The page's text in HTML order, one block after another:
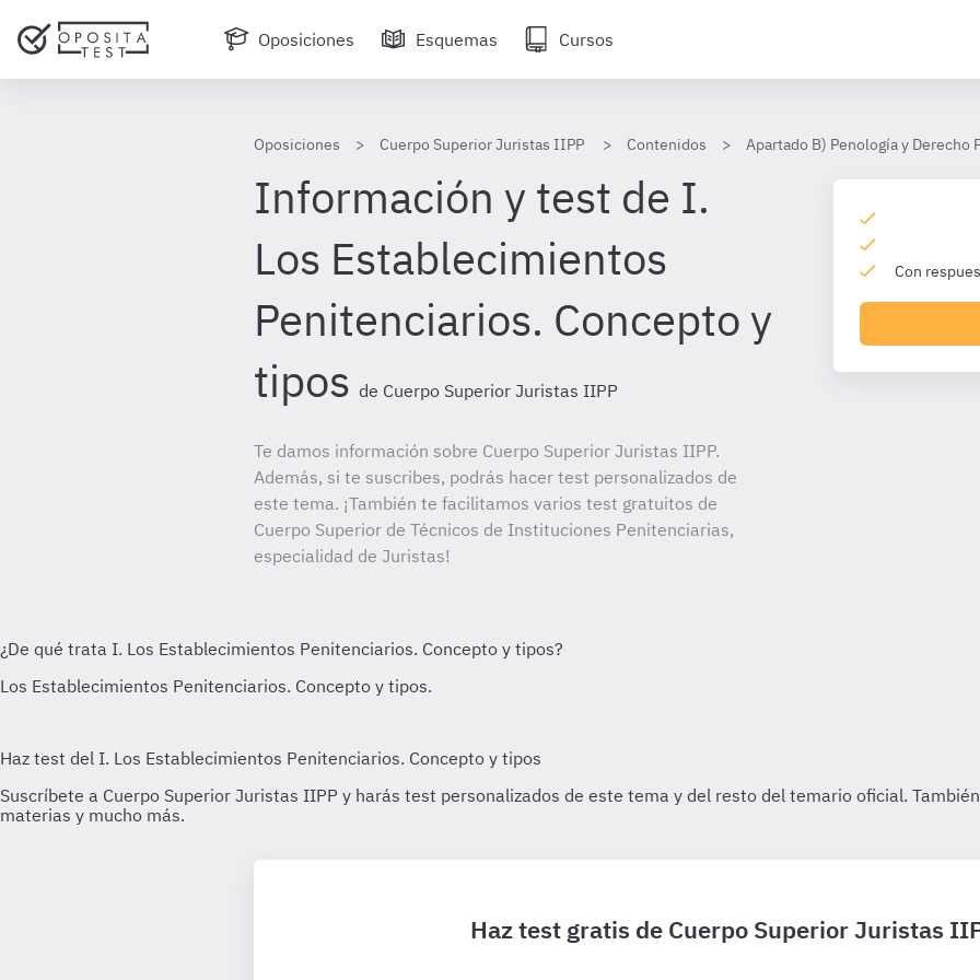
Oposiciones Esquemas Cursos
Oposiciones Cuerpo Superior Juristas IIPP Contenidos Apartado B) Penología y Derecho
Información y test de I.
Los Establecimientos
Penitenciarios. Concepto y
tipos de Cuerpo Superior Juristas IIPP
Te damos información sobre Cuerpo Superior Juristas IIPP.
Además, si te suscribes, podrás hacer test personalizados de
este tema. ¡También te facilitamos varios test gratuitos de
Cuerpo Superior de Técnicos de Instituciones Penitenciarias,
especialidad de Juristas!
Con
Haz test gratis de Cuerpo Superior Juristas